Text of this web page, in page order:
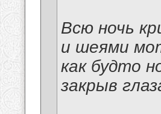
Всю ночь
и шеями
как будто
закрыв